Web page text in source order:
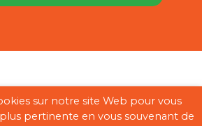
légales CGU Cookies
Plan du site
Pages partenaires
sur notre site Web pour vous
pertinente en vous souvenant de